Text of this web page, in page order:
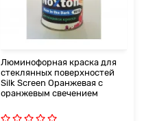
Люминофорная краска для
стеклянных поверхностей
Silk Screen Оранжевая с
оранжевым свечением